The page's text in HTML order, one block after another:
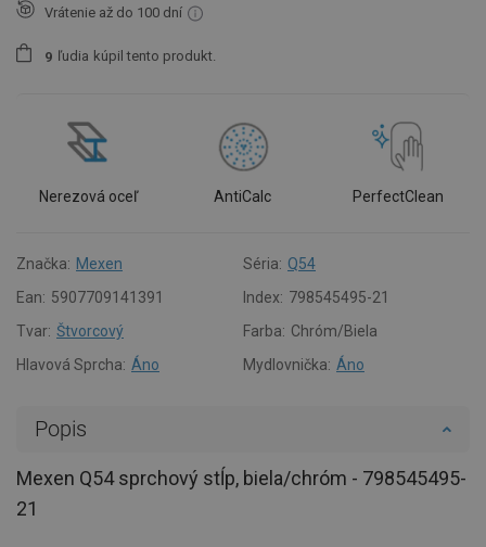
Vrátenie až do 100 dní
9 ľudia kúpil tento produkt.
Nerezová oceľ AntiCalc PerfectClean
Značka: Mexen Séria: Q54
Ean: 5907709141391 Index: 798545495-21
Tvar: Štvorcový Farba: Chróm/Biela
Hlavová Sprcha: Áno Mydlovnička: Áno
Popis
Mexen Q54 sprchový stĺp, biela/chróm - 798545495-
21